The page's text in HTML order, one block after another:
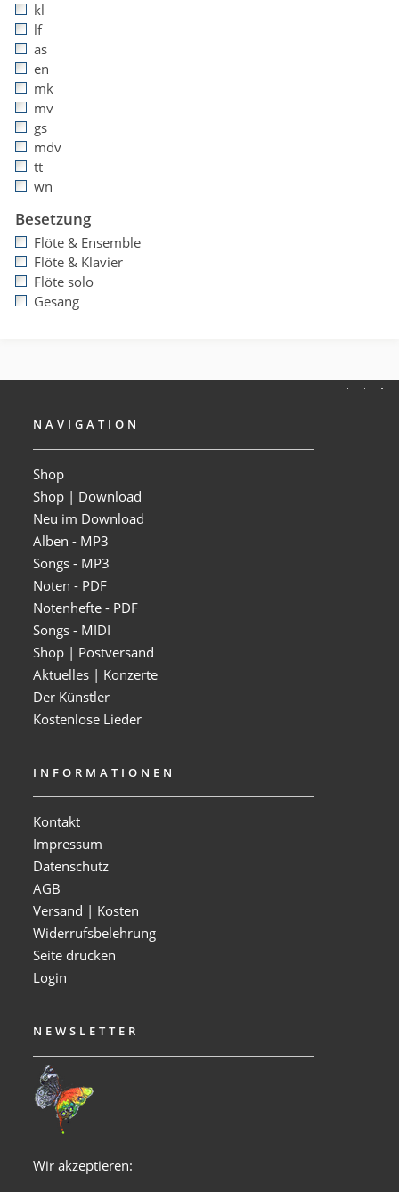
kl
lf
as
en
mk
mv
gs
mdv
tt
wn
Besetzung
Flöte & Ensemble
Flöte & Klavier
Flöte solo
Gesang
NAVIGATION
Shop
Shop | Download
Neu im Download
Alben - MP3
Songs - MP3
Noten - PDF
Notenhefte - PDF
Songs - MIDI
Shop | Postversand
Aktuelles | Konzerte
Der Künstler
Kostenlose Lieder
INFORMATIONEN
Kontakt
Impressum
Datenschutz
AGB
Versand | Kosten
Widerrufsbelehrung
Seite drucken
Login
NEWSLETTER
Wir akzeptieren: